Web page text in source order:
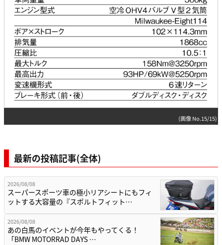
(画像 No.15/15)
最新の投稿記事(全体)
2026/08/08
スーパースポーツ車の極小リアシートにもフィ
ットする大容量の『スポルトフィット…
2026/08/08
あの白馬のイベントが今年もやってくる！
「BMW MOTORRAD DAYS …